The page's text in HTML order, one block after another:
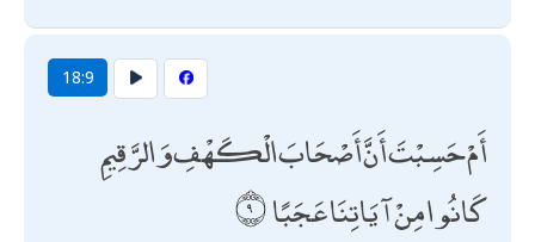
18:9
أَمْ حَسِبْتَ أَنَّ أَصْحَابَ الْكَهْفِ وَالرَّقِيمِ
كَانُوا مِنْ آيَاتِنَا عَجَبًا